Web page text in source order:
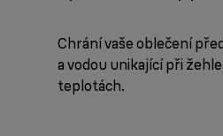
Chrání vaše oblečení
a vodou unikající při
teplotách.